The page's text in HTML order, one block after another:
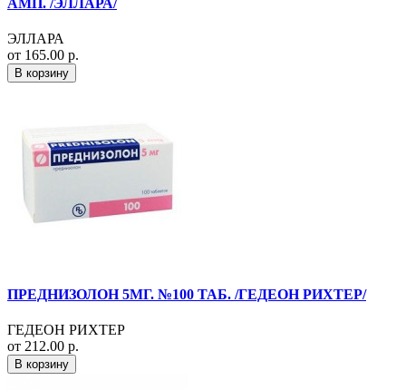
ЭЛЛАРА
от 165.00 р.
В корзину
ПРЕДНИЗОЛОН 5МГ. №100 ТАБ. /ГЕДЕОН РИХТЕР/
ГЕДЕОН РИХТЕР
от 212.00 р.
В корзину